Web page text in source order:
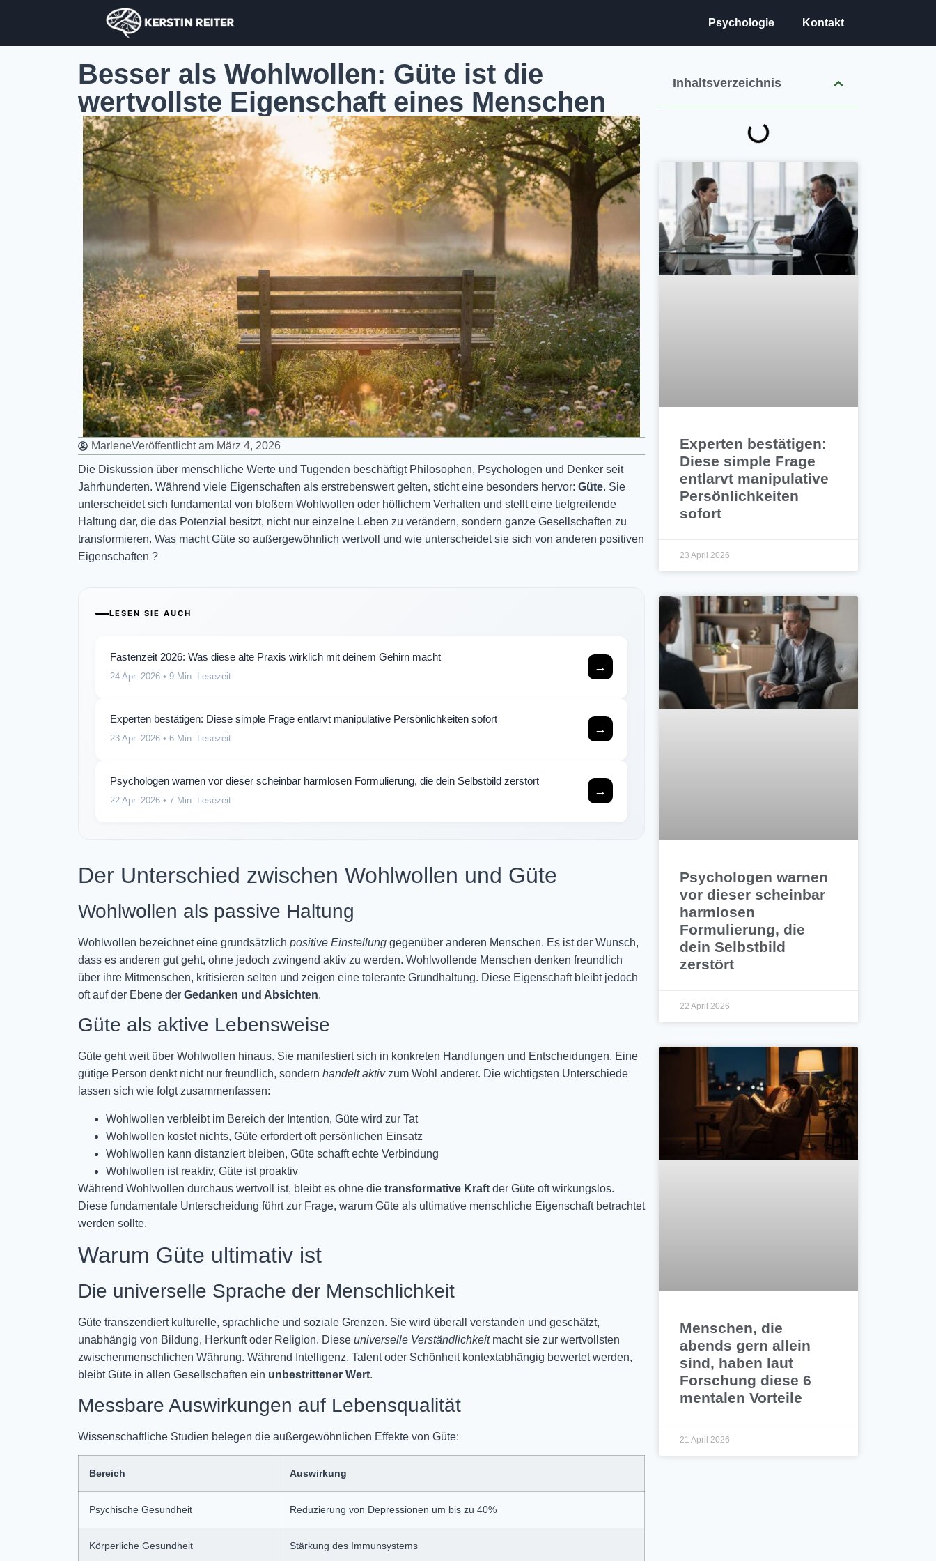
Psychologie Kontakt
Inhaltsverzeichnis
Experten bestätigen:
Diese simple Frage
entlarvt manipulative
Persönlichkeiten
sofort
23 April 2026
Psychologen warnen
vor dieser scheinbar
harmlosen
Formulierung, die
dein Selbstbild
zerstört
22 April 2026
Menschen, die
abends gern allein
sind, haben laut
Forschung diese 6
mentalen Vorteile
21 April 2026
Besser als Wohlwollen: Güte ist die
wertvollste Eigenschaft eines Menschen
MarleneVeröffentlicht am März 4, 2026
Die Diskussion über menschliche Werte und Tugenden beschäftigt Philosophen, Psychologen und Denker seit
Jahrhunderten. Während viele Eigenschaften als erstrebenswert gelten, sticht eine besonders hervor: Güte. Sie
unterscheidet sich fundamental von bloßem Wohlwollen oder höflichem Verhalten und stellt eine tiefgreifende
Haltung dar, die das Potenzial besitzt, nicht nur einzelne Leben zu verändern, sondern ganze Gesellschaften zu
transformieren. Was macht Güte so außergewöhnlich wertvoll und wie unterscheidet sie sich von anderen positiven
Eigenschaften ?
LESEN SIE AUCH
Fastenzeit 2026: Was diese alte Praxis wirklich mit deinem Gehirn macht
24 Apr. 2026 • 9 Min. Lesezeit
→
Experten bestätigen: Diese simple Frage entlarvt manipulative Persönlichkeiten sofort
23 Apr. 2026 • 6 Min. Lesezeit
→
Psychologen warnen vor dieser scheinbar harmlosen Formulierung, die dein Selbstbild zerstört
22 Apr. 2026 • 7 Min. Lesezeit
→
Der Unterschied zwischen Wohlwollen und Güte
Wohlwollen als passive Haltung
Wohlwollen bezeichnet eine grundsätzlich positive Einstellung gegenüber anderen Menschen. Es ist der Wunsch,
dass es anderen gut geht, ohne jedoch zwingend aktiv zu werden. Wohlwollende Menschen denken freundlich
über ihre Mitmenschen, kritisieren selten und zeigen eine tolerante Grundhaltung. Diese Eigenschaft bleibt jedoch
oft auf der Ebene der Gedanken und Absichten.
Güte als aktive Lebensweise
Güte geht weit über Wohlwollen hinaus. Sie manifestiert sich in konkreten Handlungen und Entscheidungen. Eine
gütige Person denkt nicht nur freundlich, sondern handelt aktivzum Wohl anderer. Die wichtigsten Unterschiede
lassen sich wie folgt zusammenfassen:
Wohlwollen verbleibt im Bereich der Intention, Güte wird zur Tat
Wohlwollen kostet nichts, Güte erfordert oft persönlichen Einsatz
Wohlwollen kann distanziert bleiben, Güte schafft echte Verbindung
Wohlwollen ist reaktiv, Güte ist proaktiv
Während Wohlwollen durchaus wertvoll ist, bleibt es ohne die transformative Kraft der Güte oft wirkungslos.
Diese fundamentale Unterscheidung führt zur Frage, warum Güte als ultimative menschliche Eigenschaft betrachtet
werden sollte.
Warum Güte ultimativ ist
Die universelle Sprache der Menschlichkeit
Güte transzendiert kulturelle, sprachliche und soziale Grenzen. Sie wird überall verstanden und geschätzt,
unabhängig von Bildung, Herkunft oder Religion. Diese universelle Verständlichkeitmacht sie zur wertvollsten
zwischenmenschlichen Währung. Während Intelligenz, Talent oder Schönheit kontextabhängig bewertet werden,
bleibt Güte in allen Gesellschaften ein unbestrittener Wert.
Messbare Auswirkungen auf Lebensqualität
Wissenschaftliche Studien belegen die außergewöhnlichen Effekte von Güte:
Bereich Auswirkung
Psychische Gesundheit Reduzierung von Depressionen um bis zu 40%
Körperliche Gesundheit Stärkung des Immunsystems